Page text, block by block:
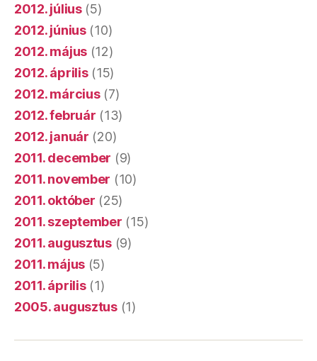
2012. július(5)
2012. június(10)
2012. május (12)
2012. április(15)
2012. március(7)
2012. február (13)
2012. január (20)
2011. december (9)
2011. november (10)
2011. október (25)
2011. szeptember (15)
2011. augusztus(9)
2011. május (5)
2011. április(1)
2005. augusztus(1)